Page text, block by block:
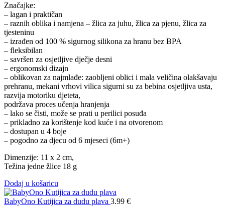
Značajke:
– lagan i praktičan
– raznih oblika i namjena – žlica za juhu, žlica za pjenu, žlica za
tjesteninu
– izrađen od 100 % sigurnog silikona za hranu bez BPA
– fleksibilan
– savršen za osjetljive dječje desni
– ergonomski dizajn
– oblikovan za najmlađe: zaobljeni oblici i mala veličina olakšavaju
prehranu, mekani vrhovi vilica sigurni su za bebina osjetljiva usta,
razvija motoriku djeteta,
podržava proces učenja hranjenja
– lako se čisti, može se prati u perilici posuđa
– prikladno za korištenje kod kuće i na otvorenom
– dostupan u 4 boje
– pogodno za djecu od 6 mjeseci (6m+)
Dimenzije: 11 x 2 cm,
Težina jedne žlice 18 g
Dodaj u košaricu
BabyOno Kutijica za dudu plava 3.99 €